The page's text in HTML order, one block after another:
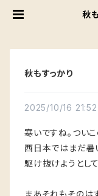
秋
秋もすっかり
2025/10/16 21:52
寒いですね。つい
西日本ではまだ暑
駆け抜けようとし
まあそれもそのは